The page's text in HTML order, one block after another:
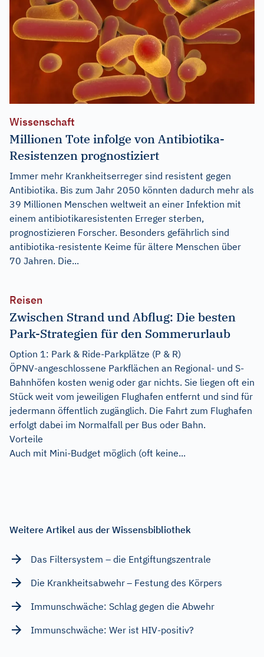
Wissenschaft
Millionen Tote infolge von Antibiotika-
Resistenzen prognostiziert
Immer mehr Krankheitserreger sind resistent gegen
Antibiotika. Bis zum Jahr 2050 könnten dadurch mehr als
39 Millionen Menschen weltweit an einer Infektion mit
einem antibiotikaresistenten Erreger sterben,
prognostizieren Forscher. Besonders gefährlich sind
antibiotika-resistente Keime für ältere Menschen über
70 Jahren. Die...
Reisen
Zwischen Strand und Abflug: Die besten
Park-Strategien für den Sommerurlaub
Option 1: Park & Ride-Parkplätze (P & R)
ÖPNV-angeschlossene Parkflächen an Regional- und S-
Bahnhöfen kosten wenig oder gar nichts. Sie liegen oft ein
Stück weit vom jeweiligen Flughafen entfernt und sind für
jedermann öffentlich zugänglich. Die Fahrt zum Flughafen
erfolgt dabei im Normalfall per Bus oder Bahn.
Vorteile
Auch mit Mini-Budget möglich (oft keine...
Weitere Artikel aus der Wissensbibliothek
Das Filtersystem – die Entgiftungszentrale
Die Krankheitsabwehr – Festung des Körpers
Immunschwäche: Schlag gegen die Abwehr
Immunschwäche: Wer ist HIV-positiv?